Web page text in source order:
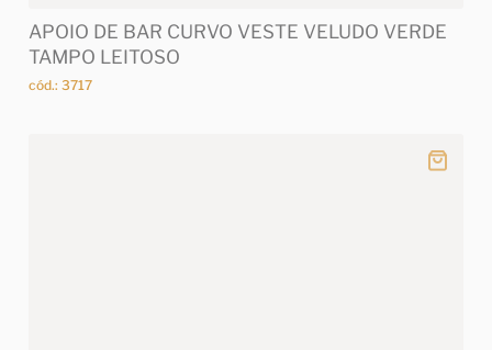
APOIO DE BAR CURVO VESTE VELUDO VERDE
TAMPO LEITOSO
cód.: 3717